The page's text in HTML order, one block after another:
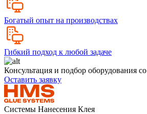
Богатый опыт на производствах
Гибкий подход к любой задаче
Консультация и подбор оборудования
Оставить заявку
Системы Нанесения Клея